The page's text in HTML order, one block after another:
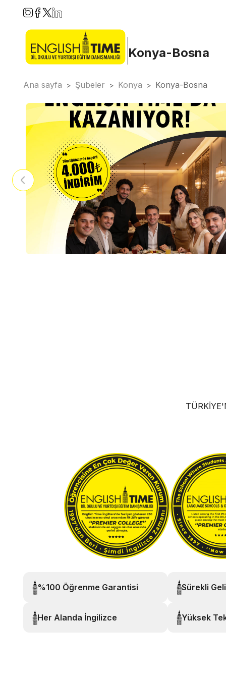
Konya-Bosna
Ana sayfa > Şubeler > Konya > Konya-Bosna
%100 Öğrenme Garantisi Sürekli
Her Alanda İngilizce Yüksek